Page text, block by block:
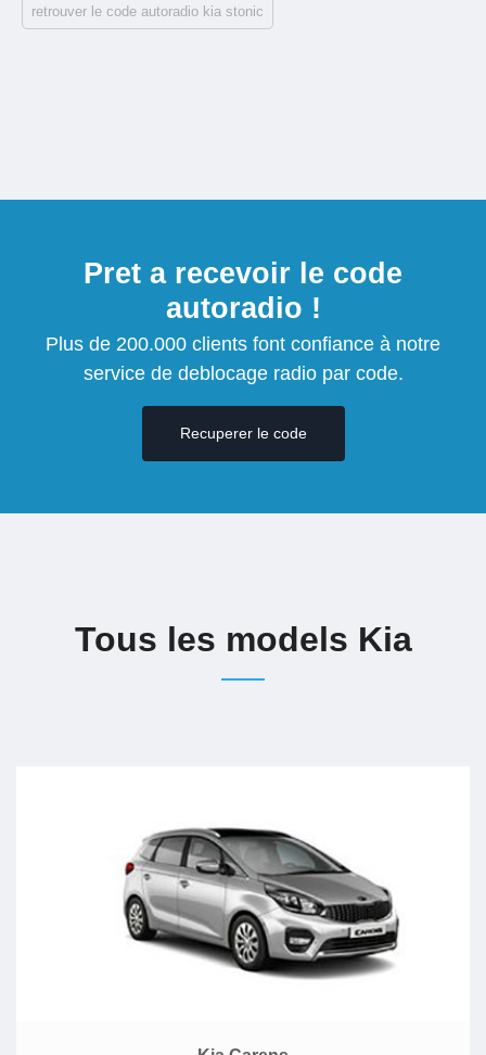
retrouver le code autoradio kia stonic
Pret a recevoir le code
autoradio !
Plus de 200.000 clients font confiance à notre
service de deblocage radio par code.
Recuperer le code
Tous les models Kia